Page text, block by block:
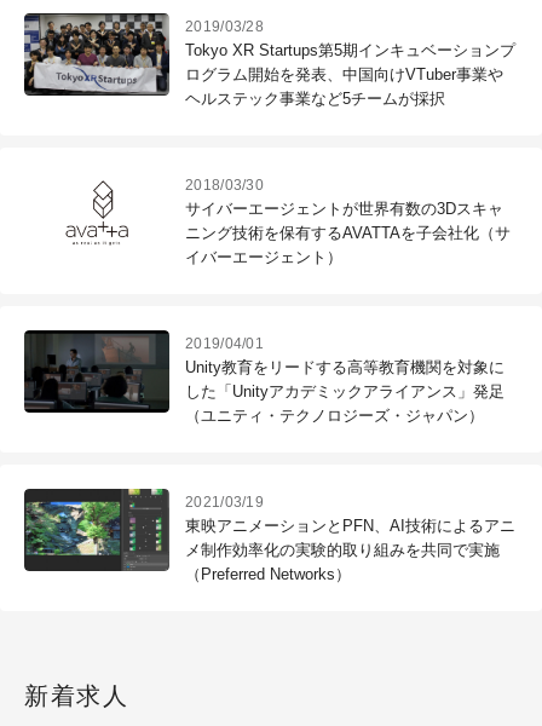
2019/03/28
Tokyo XR Startups第5期インキュベーションプ
ログラム開始を発表、中国向けVTuber事業や
ヘルステック事業など5チームが採択
2018/03/30
サイバーエージェントが世界有数の3Dスキャ
ニング技術を保有するAVATTAを子会社化（サ
イバーエージェント）
2019/04/01
Unity教育をリードする高等教育機関を対象に
した「Unityアカデミックアライアンス」発足
（ユニティ・テクノロジーズ・ジャパン）
2021/03/19
東映アニメーションとPFN、AI技術によるアニ
メ制作効率化の実験的取り組みを共同で実施
（Preferred Networks）
新着求人